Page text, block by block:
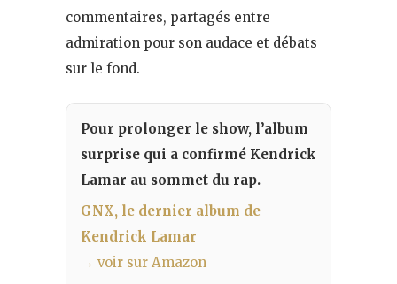
commentaires, partagés entre
admiration pour son audace et débats
sur le fond.
Pour prolonger le show, l’album
surprise qui a confirmé Kendrick
Lamar au sommet du rap.
GNX, le dernier album de
Kendrick Lamar
→ voir sur Amazon